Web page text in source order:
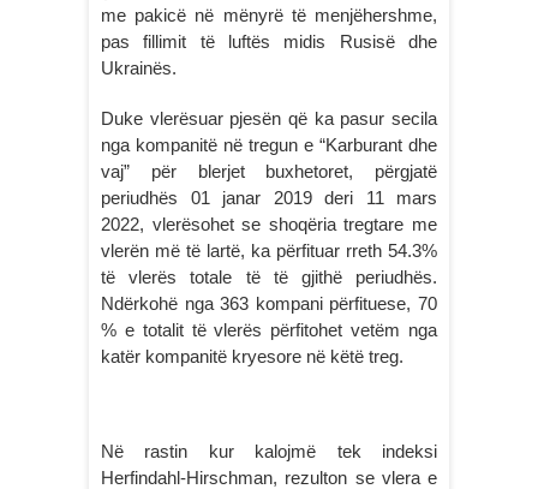
me pakicë në mënyrë të menjëhershme,
pas fillimit të luftës midis Rusisë dhe
Ukrainës.
Duke vlerësuar pjesën që ka pasur secila
nga kompanitë në tregun e “Karburant dhe
vaj” për blerjet buxhetoret, përgjatë
periudhës 01 janar 2019 deri 11 mars
2022, vlerësohet se shoqëria tregtare me
vlerën më të lartë, ka përfituar rreth 54.3%
të vlerës totale të të gjithë periudhës.
Ndërkohë nga 363 kompani përfituese, 70
% e totalit të vlerës përfitohet vetëm nga
katër kompanitë kryesore në këtë treg.
Në rastin kur kalojmë tek indeksi
Herfindahl-Hirschman, rezulton se vlera e